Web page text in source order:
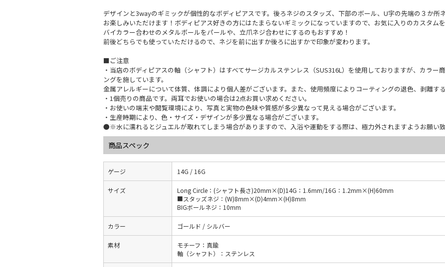
デザインと3wayのギミックが個性的なボディピアスです。後ろネジのスタッズ、下部のボール、U字の先端の３か所
お楽しみいただけます！ボディピアス好きの方にはたまらないギミックになっていますので、お気に入りのカスタム
バイカラー合わせのメタルボールをパールや、立爪ネジ合わせにするのもおすすめ！
前後どちらでも使っていただけるので、ネジを前に出すか後ろに出すかで印象が変わります。
■ご注意
・当店のボディピアスの軸（シャフト）はすべてサージカルステンレス（SUS316L）を使用しておりますが、カラー
ングを施しています。
金属アレルギーについて体質、体調により個人差がございます。また、使用頻度によりコーティングの退色、剥離する
・1個売りの商品です。両耳でお使いの場合は2点お買い求めください。
・お使いの端末や閲覧環境により、写真と実物の色味や質感が多少異なって見える場合がございます。
・生産時期により、色・サイズ・デザインが多少異なる場合がございます。
●※水に濡れるとジュエルが取れてしまう場合がありますので、入浴や運動をする際は、極力外されますようお願い致
商品スペック
ゲージ 14G / 16G
サイズ
Long Circle：(シャフト長さ)20mm×(D)14G：1.6mm/16G：1.2mm×(H)60mm
■スタッズネジ：(W)8mm×(D)4mm×(H)8mm
BIGボールネジ：10mm
カラー ゴールド / シルバー
素材
モチーフ：真鍮
軸（シャフト）：ステンレス